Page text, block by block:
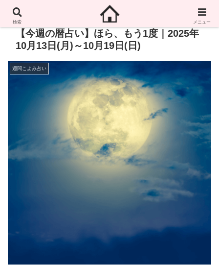
【今週の暦占い】ほら、もう1度｜2025年
10月13日(月)～10月19日(日)
週間こよみ占い
検索 メニュー